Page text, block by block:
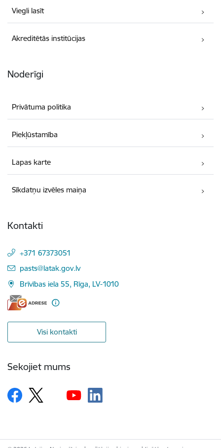
Viegli lasīt
Akreditētās institūcijas
Noderīgi
Privātuma politika
Piekļūstamība
Lapas karte
Sīkdatņu izvēles maiņa
Kontakti
+371 67373051
E-pasts:
pasts@latak.gov.lv
Brīvības iela 55, Rīga, LV-1010
Visi kontakti
Sekojiet mums